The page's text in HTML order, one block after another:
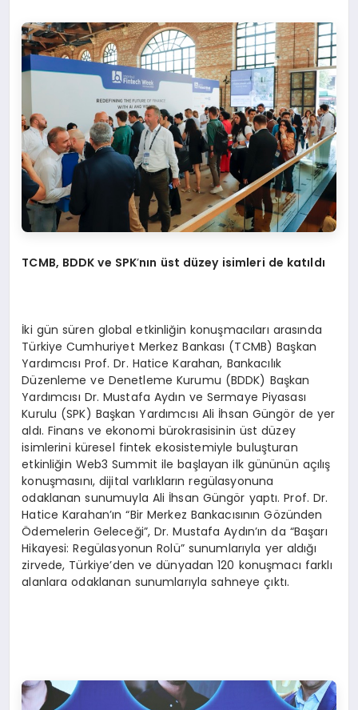
TCMB, BDDK ve SPK’nın üst düzey isimleri de katıldı
İki gün süren global etkinliğin konuşmacıları arasında
Türkiye Cumhuriyet Merkez Bankası (TCMB) Başkan
Yardımcısı Prof. Dr. Hatice Karahan, Bankacılık
Düzenleme ve Denetleme Kurumu (BDDK) Başkan
Yardımcısı Dr. Mustafa Aydın ve Sermaye Piyasası
Kurulu (SPK) Başkan Yardımcısı Ali İhsan Güngör de yer
aldı. Finans ve ekonomi bürokrasisinin üst düzey
isimlerini küresel fintek ekosistemiyle buluşturan
etkinliğin Web3 Summit ile başlayan ilk gününün açılış
konuşmasını, dijital varlıkların regülasyonuna
odaklanan sunumuyla Ali İhsan Güngör yaptı. Prof. Dr.
Hatice Karahan’ın “Bir Merkez Bankacısının Gözünden
Ödemelerin Geleceği”, Dr. Mustafa Aydın’ın da “Başarı
Hikayesi: Regülasyonun Rolü” sunumlarıyla yer aldığı
zirvede, Türkiye’den ve dünyadan 120 konuşmacı farklı
alanlara odaklanan sunumlarıyla sahneye çıktı.